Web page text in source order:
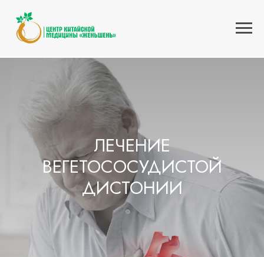
Главная » Услуги Болезни сосудов
ЛЕЧЕНИЕ
ВЕГЕТОСОСУДИСТОЙ
ДИСТОНИИ